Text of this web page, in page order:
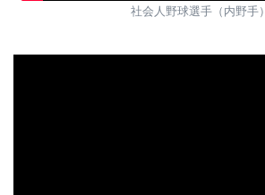
社会人野球選手（内野手）